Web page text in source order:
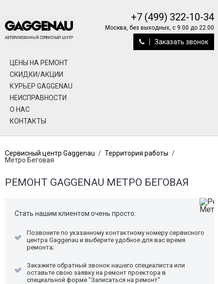
+7 (499) 322-10-34
Москва, без выходных, с 9:00 до 22:00
Заказать звонок
ЦЕНЫ НА РЕМОНТ
СКИДКИ/АКЦИИ
КУРЬЕР GAGGENAU
НЕИСПРАВНОСТИ
О НАС
КОНТАКТЫ
Сервисный центр Gaggenau / Территория работы /
Метро Беговая
РЕМОНТ GAGGENAU МЕТРО БЕГОВАЯ
Стать нашим клиентом очень просто:
Позвоните по указанному контактному номеру сервисного
центра Gaggenau и выберите удобное для вас время
ремонта;
Закажите обратный звонок нашего специалиста или
оставьте свою заявку на ремонт проектора в
специальной форме "Записаться на ремонт"